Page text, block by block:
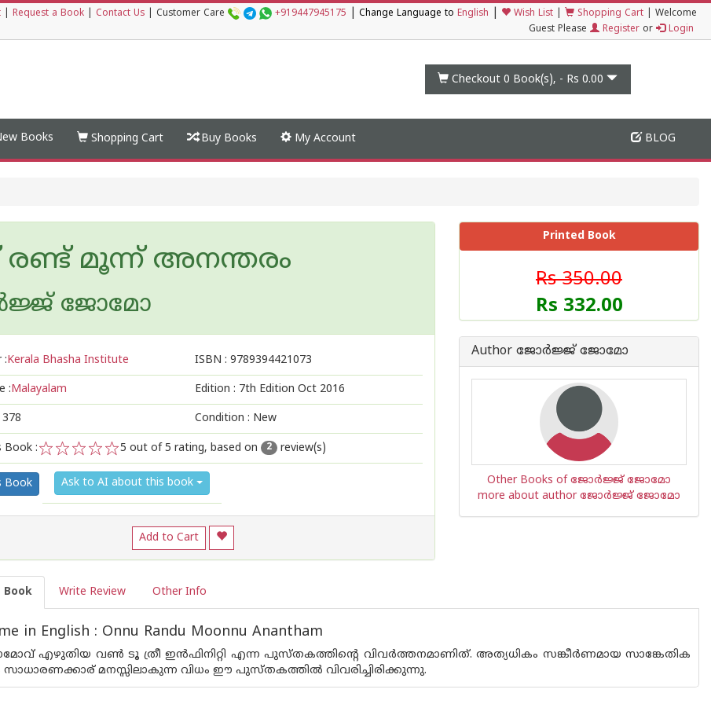
Request a Book Contact Us Customer Care +919447945175 Change Language to English Wish List Shopping Cart
Welcome
Guest Please
Register or Login
Checkout 0 Book(s), - Rs 0.00
Books Shopping Cart Buy Books My Account BLOG
രണ്ട് മൂന്ന് അനന്തരം
ജോമോ
:Kerala Bhasha Institute ISBN : 9789394421073
:Malayalam Edition : 7th Edition Oct 2016
378 Condition : New
Book :
5
4
3
2
1
5 out of 5 rating, based on 2 review(s)
Book Ask to AI about this book
Add to Cart
Printed Book
Rs 350.00
Rs 332.00
Author ജോര്‍ജ്ജ് ജോമോ
Other Books of ജോര്‍ജ്ജ് ജോമോ
more about author ജോര്‍ജ്ജ് ജോമോ
Write Review Other Info
in English : Onnu Randu Moonnu Anantham
എഴുതിയ വണ്‍ ടൂ ത്രീ ഇന്‍ഫിനിറ്റി എന്ന പുസ്തകത്തിന്റെ വിവര്‍ത്തനമാണിത്. അത്യധികം സങ്കീര്‍ണമായ സാങ്കേതിക
മനസ്സിലാകുന്ന വിധം ഈ പുസ്തകത്തില്‍ വിവരിച്ചിരിക്കുന്നു.